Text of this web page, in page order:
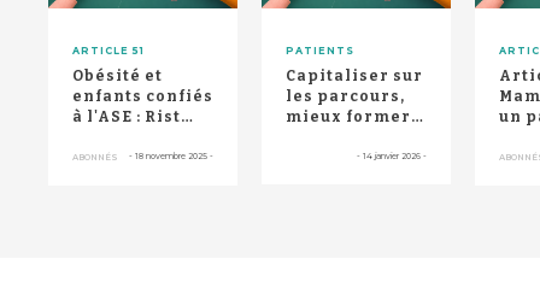
ARTICLE 51
Obésité et
enfants confiés
à l'ASE : Rist
parution
ABONNÉS - 18 novembre 2025 -
PATIENTS
Capitaliser sur
les parcours,
mieux former
recueillir d...
- 14 janvier 2026 -
un